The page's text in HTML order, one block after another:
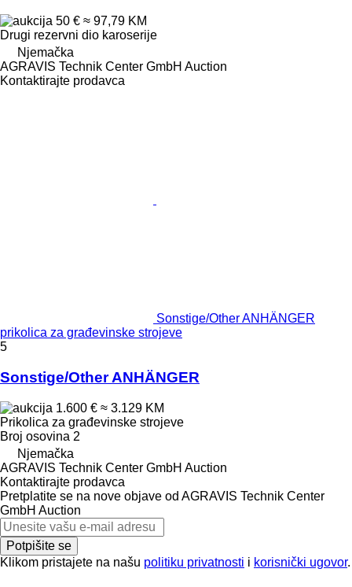
50 € ≈ 97,79 KM
Drugi rezervni dio karoserije
Njemačka
AGRAVIS Technik Center GmbH Auction
Kontaktirajte prodavca
Sonstige/Other ANHÄNGER
prikolica za građevinske strojeve
5
Sonstige/Other ANHÄNGER
1.600 € ≈ 3.129 KM
Prikolica za građevinske strojeve
Broj osovina 2
Njemačka
AGRAVIS Technik Center GmbH Auction
Kontaktirajte prodavca
Pretplatite se na nove objave od AGRAVIS Technik Center
GmbH Auction
Potpišite se
Klikom pristajete na našu politiku privatnosti i korisnički ugovor.